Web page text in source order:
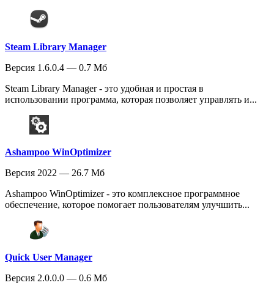
Steam Library Manager
Версия 1.6.0.4 — 0.7 Мб
Steam Library Manager - это удобная и простая в
использовании программа, которая позволяет управлять и...
Ashampoo WinOptimizer
Версия 2022 — 26.7 Мб
Ashampoo WinOptimizer - это комплексное программное
обеспечение, которое помогает пользователям улучшить...
Quick User Manager
Версия 2.0.0.0 — 0.6 Мб